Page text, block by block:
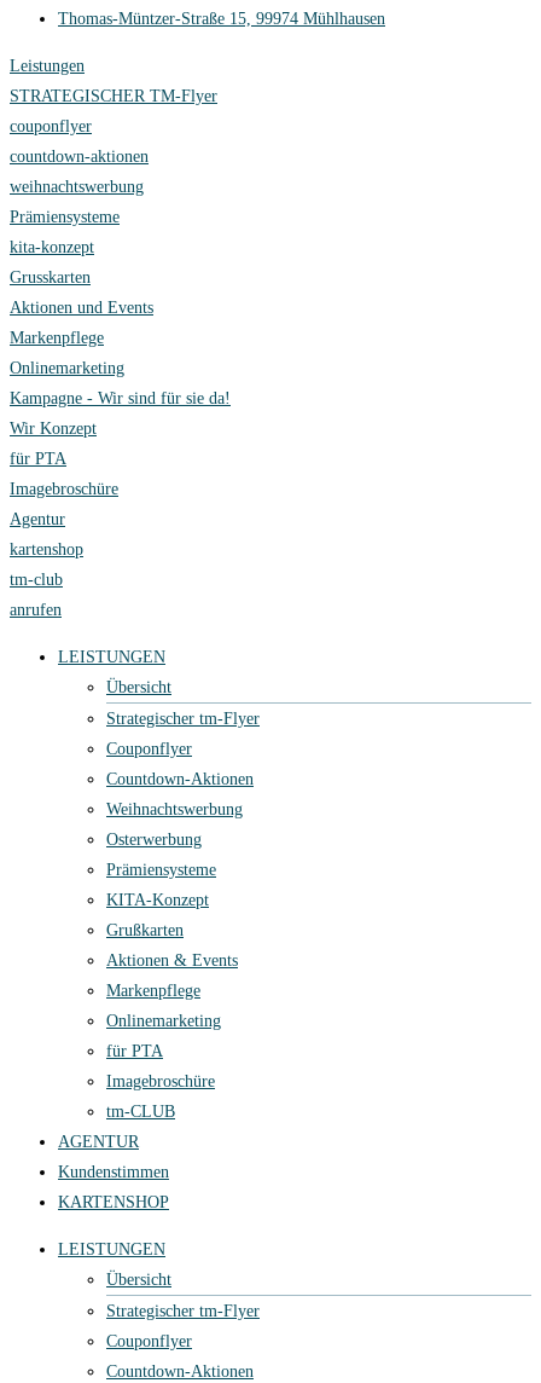
Thomas-Müntzer-Straße 15, 99974 Mühlhausen
Leistungen
STRATEGISCHER TM-Flyer
couponflyer
countdown-aktionen
weihnachtswerbung
Prämiensysteme
kita-konzept
Grusskarten
Aktionen und Events
Markenpflege
Onlinemarketing
Kampagne - Wir sind für sie da!
Wir Konzept
für PTA
Imagebroschüre
Agentur
kartenshop
tm-club
anrufen
LEISTUNGEN
Übersicht
Strategischer tm-Flyer
Couponflyer
Countdown-Aktionen
Weihnachtswerbung
Osterwerbung
Prämiensysteme
KITA-Konzept
Grußkarten
Aktionen & Events
Markenpflege
Onlinemarketing
für PTA
Imagebroschüre
tm-CLUB
AGENTUR
Kundenstimmen
KARTENSHOP
LEISTUNGEN
Übersicht
Strategischer tm-Flyer
Couponflyer
Countdown-Aktionen